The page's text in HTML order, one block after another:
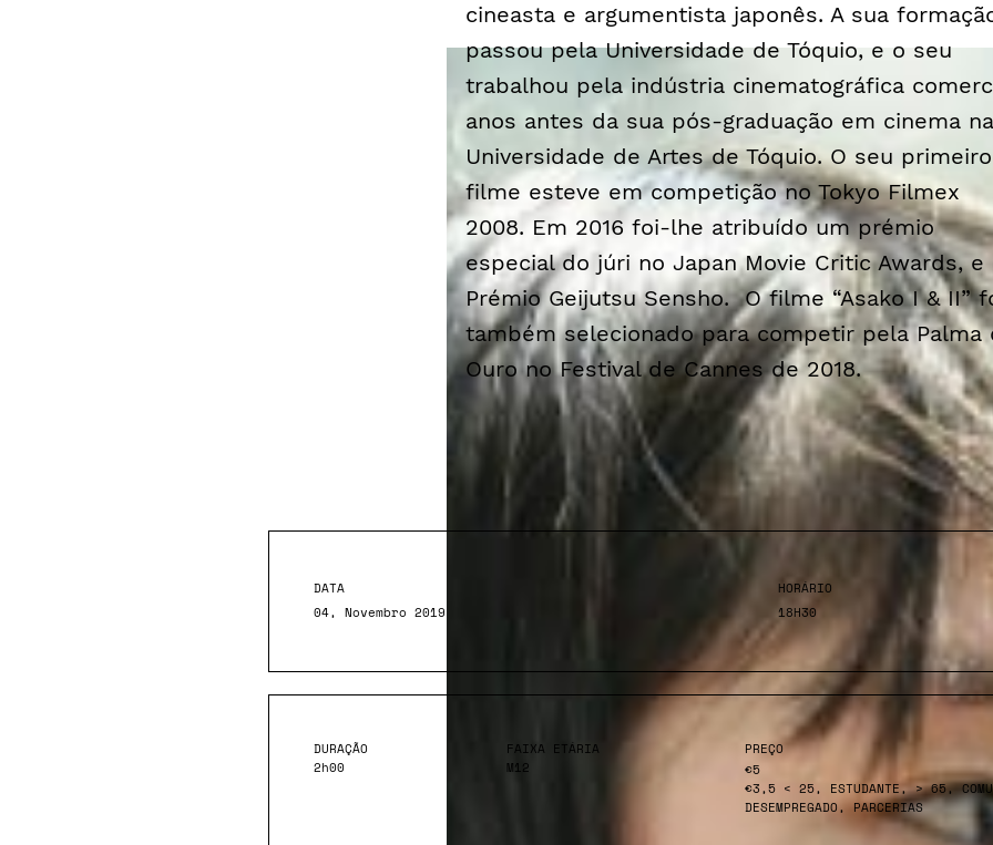
cineasta e argumentista japonês. A sua
passou pela Universidade de Tóquio, e o seu
trabalhou pela indústria cinematográfica
anos antes da sua pós-graduação em cinema na
Universidade de Artes de Tóquio. O seu primeiro
filme esteve em competição no Tokyo Filmex
2008. Em 2016 foi-lhe atribuído um prémio
especial do júri no Japan Movie Critic Awards, e
Prémio Geijutsu Sensho. O filme “Asako I & II”
também selecionado para competir pela Palma
Ouro no Festival de Cannes de 2018.
DATA
04, Novembro 2019
HORÁRIO
18H30
DURAÇÃO
2h00
FAIXA ETÁRIA
M12
PREÇO
€5
€3,5 < 25, ESTUDANTE, > 65,
DESEMPREGADO, PARCERIAS